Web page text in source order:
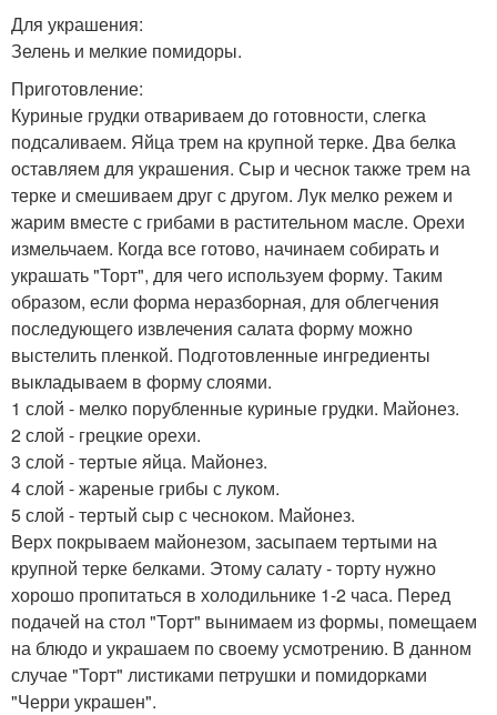
Для украшения:
Зелень и мелкие помидоры.
Приготовление:
Куриные грудки отвариваем до готовности, слегка
подсаливаем. Яйца трем на крупной терке. Два белка
оставляем для украшения. Сыр и чеснок также трем на
терке и смешиваем друг с другом. Лук мелко режем и
жарим вместе с грибами в растительном масле. Орехи
измельчаем. Когда все готово, начинаем собирать и
украшать "Торт", для чего используем форму. Таким
образом, если форма неразборная, для облегчения
последующего извлечения салата форму можно
выстелить пленкой. Подготовленные ингредиенты
выкладываем в форму слоями.
1 слой - мелко порубленные куриные грудки. Майонез.
2 слой - грецкие орехи.
3 слой - тертые яйца. Майонез.
4 слой - жареные грибы с луком.
5 слой - тертый сыр с чесноком. Майонез.
Верх покрываем майонезом, засыпаем тертыми на
крупной терке белками. Этому салату - торту нужно
хорошо пропитаться в холодильнике 1-2 часа. Перед
подачей на стол "Торт" вынимаем из формы, помещаем
на блюдо и украшаем по своему усмотрению. В данном
случае "Торт" листиками петрушки и помидорками
"Черри украшен".